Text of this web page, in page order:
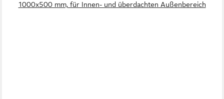
1000x500 mm, für Innen- und überdachten Außenbereich